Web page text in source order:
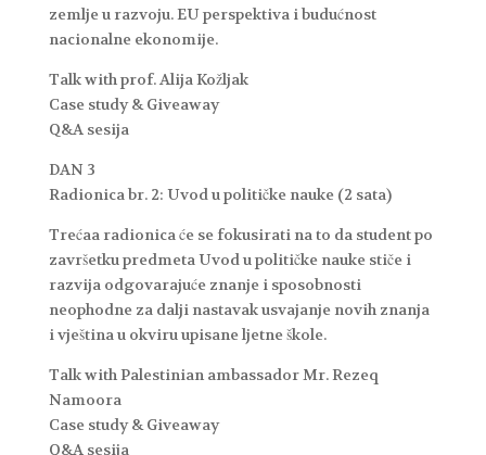
zemlje u razvoju. EU perspektiva i budućnost
nacionalne ekonomije.
Talk with prof. Alija Kožljak
Case study & Giveaway
Q&A sesija
DAN 3
Radionica br. 2: Uvod u političke nauke (2 sata)
Trećaa radionica će se fokusirati na to da student po
završetku predmeta Uvod u političke nauke stiče i
razvija odgovarajuće znanje i sposobnosti
neophodne za dalji nastavak usvajanje novih znanja
i vještina u okviru upisane ljetne škole.
Talk with Palestinian ambassador Mr. Rezeq
Namoora
Case study & Giveaway
Q&A sesija